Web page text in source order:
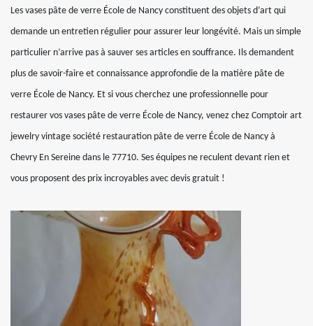
Les vases pâte de verre École de Nancy constituent des objets d’art qui
demande un entretien régulier pour assurer leur longévité. Mais un simple
particulier n’arrive pas à sauver ses articles en souffrance. Ils demandent
plus de savoir-faire et connaissance approfondie de la matière pâte de
verre École de Nancy. Et si vous cherchez une professionnelle pour
restaurer vos vases pâte de verre École de Nancy, venez chez Comptoir art
jewelry vintage société restauration pâte de verre École de Nancy à
Chevry En Sereine dans le 77710. Ses équipes ne reculent devant rien et
vous proposent des prix incroyables avec devis gratuit !